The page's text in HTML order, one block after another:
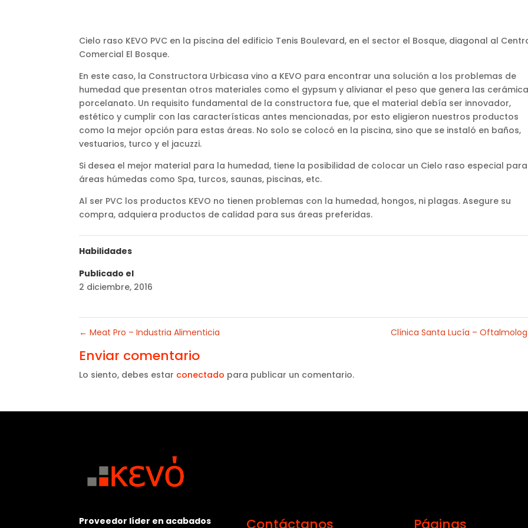
Cielo raso KEVO PVC en la piscina del edificio Tenis Boulevard, en el sector el Bosque, diagonal al
Comercial El Bosque.
En este caso, la Constructora Urbicasa vino a KEVO para encontrar una solución a los problemas de
humedad que presentan otros materiales como el gypsum y alivianar el peso que genera las
porcelanato. Un requisito fundamental de la constructora fue, que el material debía ser innovador,
estético y cumplir con las características antes mencionadas, por esto eligieron nuestros productos
como la mejor opción para estas áreas. No solo se colocó en la piscina, sino que se instaló en baños,
vestuarios, turco y el jacuzzi.
Si desea el mejor material para la humedad, tiene la posibilidad de colocar un Cielo raso especial para
áreas húmedas como Spa, turcos, saunas, piscinas, etc.
Al ser PVC los productos KEVO no tienen problemas con la humedad, hongos, ni plagas. Asegure su
compra, adquiera productos de calidad para sus áreas preferidas.
Habilidades
Publicado el
2 diciembre, 2016
← Meat Pro – Industria Alimenticia Clínica Santa Lucía –
Enviar comentario
Lo siento, debes estar conectado para publicar un comentario.
Proveedor líder en acabados